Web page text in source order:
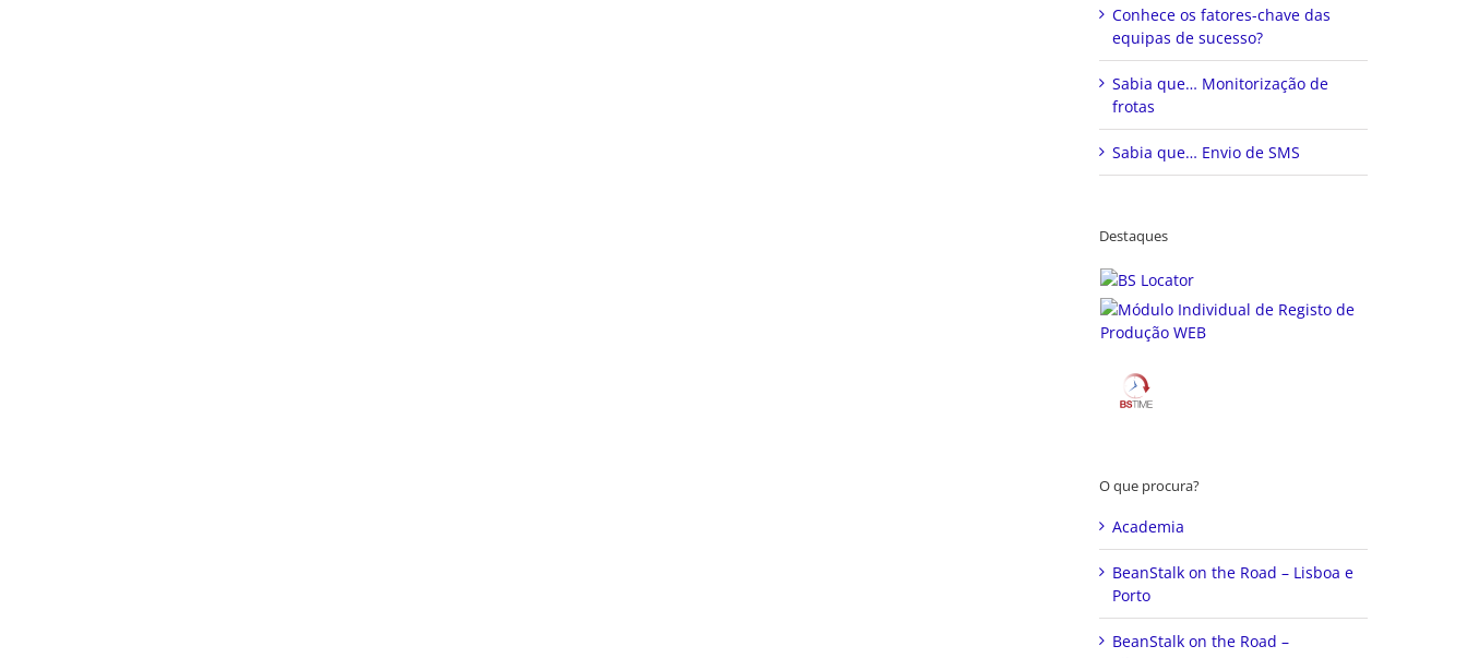
Conhece os fatores-chave das
equipas de sucesso?
Sabia que… Monitorização de
frotas
Sabia que… Envio de SMS
Destaques
O que procura?
Academia
BeanStalk on the Road – Lisboa e
Porto
BeanStalk on the Road –